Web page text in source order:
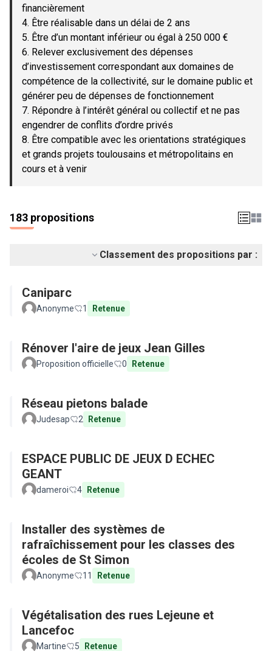
financièrement
4. Être réalisable dans un délai de 2 ans
5. Être d’un montant inférieur ou égal à 250 000 €
6. Relever exclusivement des dépenses
d’investissement correspondant aux domaines de
compétence de la collectivité, sur le domaine public et
générer peu de dépenses de fonctionnement
7. Répondre à l’intérêt général ou collectif et ne pas
engendrer de conflits d’ordre privés
8. Être compatible avec les orientations stratégiques
et grands projets toulousains et métropolitains en
cours et à venir
183 propositions
Classement des propositions par :
Caniparc
Anonyme 1 Retenue
Rénover l'aire de jeux Jean Gilles
Proposition officielle 0 Retenue
Réseau pietons balade
Judesap 2 Retenue
ESPACE PUBLIC DE JEUX D ECHEC
GEANT
dameroi 4 Retenue
Installer des systèmes de
rafraîchissement pour les classes des
écoles de St Simon
Anonyme 11 Retenue
Végétalisation des rues Lejeune et
Lancefoc
Martine 5 Retenue